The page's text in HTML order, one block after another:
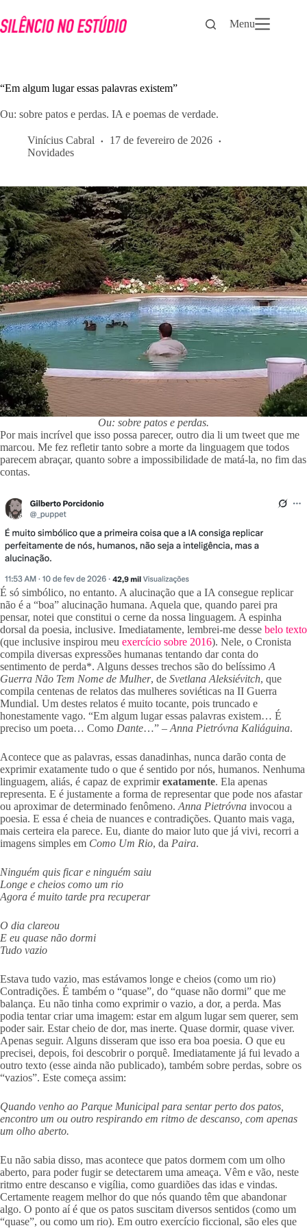
para
o
Menu
“Em algum lugar essas palavras existem”
Ou: sobre patos e perdas. IA e poemas de verdade.
Vinícius Cabral
17 de fevereiro de 2026
Novidades
Ou: sobre patos e perdas.
Por mais incrível que isso possa parecer, outro dia li um tweet que me
marcou. Me fez refletir tanto sobre a morte da linguagem que todos
parecem abraçar, quanto sobre a impossibilidade de matá-la, no fim das
contas.
É só simbólico, no entanto. A alucinação que a IA consegue replicar
não é a “boa” alucinação humana. Aquela que, quando parei pra
pensar, notei que constitui o cerne da nossa linguagem. A espinha
dorsal da poesia, inclusive. Imediatamente, lembrei-me desse belo texto
(que inclusive inspirou meu exercício sobre 2016). Nele, o Cronista
compila diversas expressões humanas tentando dar conta do
sentimento de perda*. Alguns desses trechos são do belíssimo A
Guerra Não Tem Nome de Mulher, de Svetlana Aleksiévitch, que
compila centenas de relatos das mulheres soviéticas na II Guerra
Mundial. Um destes relatos é muito tocante, pois truncado e
honestamente vago. “Em algum lugar essas palavras existem… É
preciso um poeta… Como Dante…” – Anna Pietróvna Kaliáguina.
Acontece que as palavras, essas danadinhas, nunca darão conta de
exprimir exatamente tudo o que é sentido por nós, humanos. Nenhuma
linguagem, aliás, é capaz de exprimirexatamente. Ela apenas
representa. E é justamente a forma de representar que pode nos afastar
ou aproximar de determinado fenômeno. Anna Pietróvna invocou a
poesia. E essa é cheia de nuances e contradições. Quanto mais vaga,
mais certeira ela parece. Eu, diante do maior luto que já vivi, recorri a
imagens simples em Como Um Rio, da Paira.
Ninguém quis ficar e ninguém saiu
Longe e cheios como um rio
Agora é muito tarde pra recuperar
O dia clareou
E eu quase não dormi
Tudo vazio
Estava tudo vazio, mas estávamos longe e cheios (como um rio)
Contradições. É também o “quase”, do “quase não dormi” que me
balança. Eu não tinha como exprimir o vazio, a dor, a perda. Mas
podia tentar criar uma imagem: estar em algum lugar sem querer, sem
poder sair. Estar cheio de dor, mas inerte. Quase dormir, quase viver.
Apenas seguir. Alguns disseram que isso era boa poesia. O que eu
precisei, depois, foi descobrir o porquê. Imediatamente já fui levado a
outro texto (esse ainda não publicado), também sobre perdas, sobre os
“vazios”. Este começa assim:
Quando venho ao Parque Municipal para sentar perto dos patos,
encontro um ou outro respirando em ritmo de descanso, com apenas
um olho aberto.
Eu não sabia disso, mas acontece que patos dormem com um olho
aberto, para poder fugir se detectarem uma ameaça. Vêm e vão, neste
ritmo entre descanso e vigília, como guardiões das idas e vindas.
Certamente reagem melhor do que nós quando têm que abandonar
algo. O ponto aí é que os patos suscitam diversos sentidos (como um
“quase”, ou como um rio). Em outro exercício ficcional, são eles que